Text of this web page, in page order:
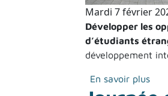
Mardi 7 février
Développer les
d’étudiants
développement
En savoir plussur